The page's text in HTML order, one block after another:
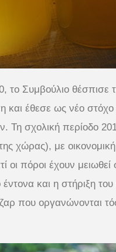
το Συμβούλιο θέσπισε
και έθεσε ως νέο
Τη σχολική περίοδο
χώρας), με οικονομική
οι πόροι έχουν
και η στήριξη
που οργανώνονται